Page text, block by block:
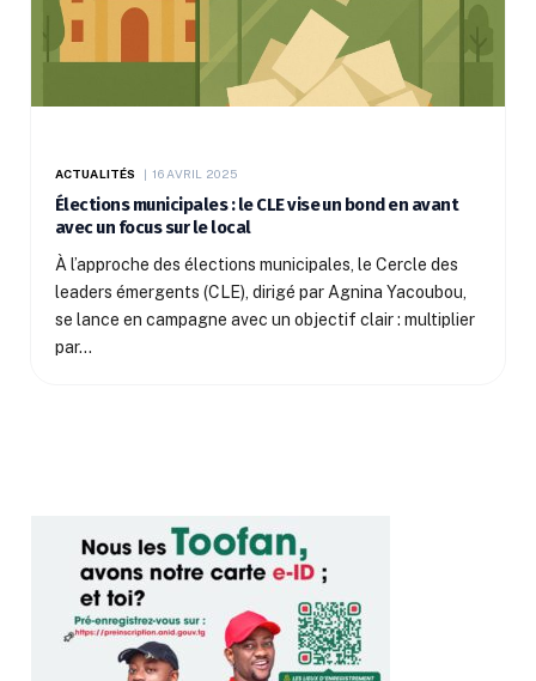
ACTUALITÉS 16 AVRIL 2025
Élections municipales : le CLE vise un bond en avant
avec un focus sur le local
À l’approche des élections municipales, le Cercle des
leaders émergents (CLE), dirigé par Agnina Yacoubou,
se lance en campagne avec un objectif clair : multiplier
par…